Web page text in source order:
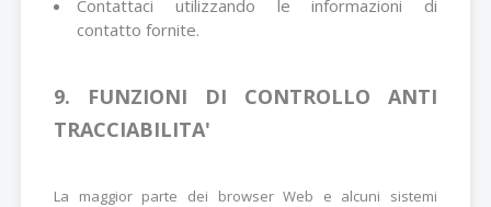
Contattaci utilizzando le informazioni di
contatto fornite.
9. FUNZIONI DI CONTROLLO ANTI
TRACCIABILITA'
La maggior parte dei browser Web e alcuni sistemi